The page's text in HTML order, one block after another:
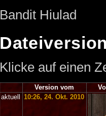
Bandit Hiulad
Klicke auf einen
Version vom
aktuell
10:26, 24. Okt. 2010